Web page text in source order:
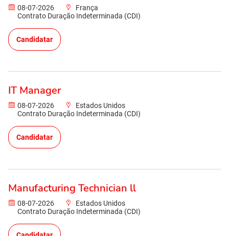
08-07-2026
França
Contrato Duração Indeterminada (CDI)
Candidatar
IT Manager
08-07-2026
Estados Unidos
Contrato Duração Indeterminada (CDI)
Candidatar
Manufacturing Technician ll
08-07-2026
Estados Unidos
Contrato Duração Indeterminada (CDI)